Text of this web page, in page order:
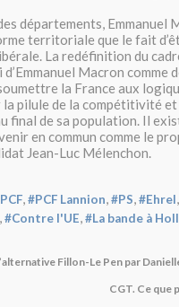
départements, Emmanuel
territoriale que le fait
La redéfinition du
Macron comme
la France aux
pilule de la compétitivité et
final de sa population. Il
en commun comme le
Jean-Luc Mélenchon.
,#PCF Lannion,#PS,#Ehrel
,#Contre l'UE,#La bande à
Fillon-Le Pen par
CGT. Ce que